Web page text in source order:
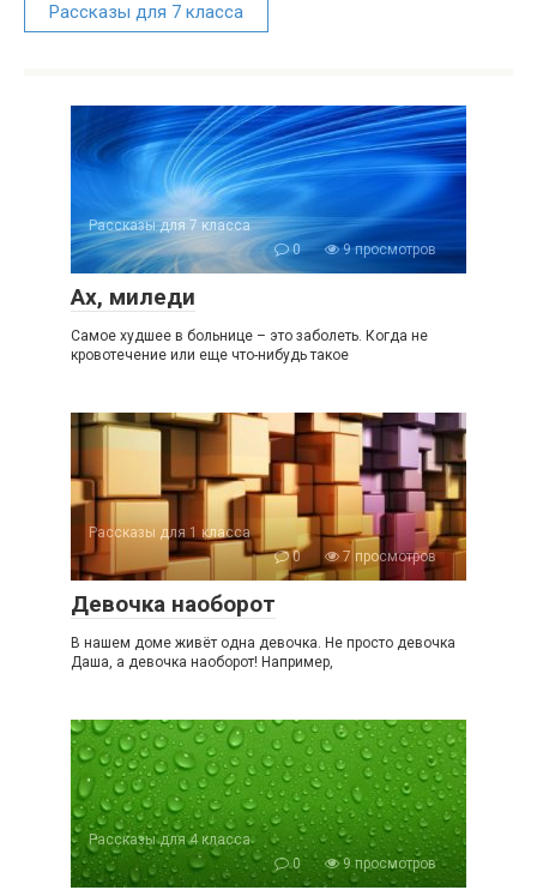
Рассказы для 7 класса
Рассказы для 7 класса
0
9 просмотров
Ах, миледи
Самое худшее в больнице – это заболеть. Когда не
кровотечение или еще что-нибудь такое
Рассказы для 1 класса
0
7 просмотров
Девочка наоборот
В нашем доме живёт одна девочка. Не просто девочка
Даша, а девочка наоборот! Например,
Рассказы для 4 класса
0
9 просмотров